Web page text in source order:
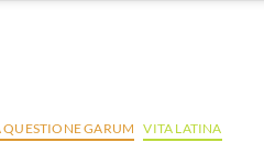
QUESTIONE GARUM VITA LATINA